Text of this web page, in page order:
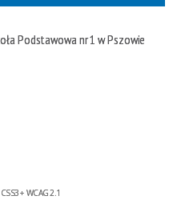
Podstawowa nr 1 w Pszowie
CSS3+ WCAG 2.1